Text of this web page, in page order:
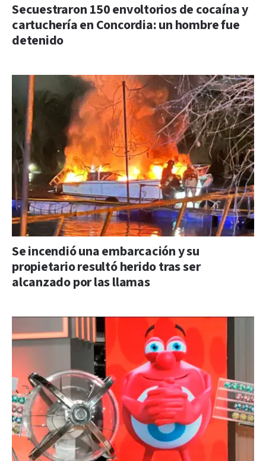
Secuestraron 150 envoltorios de cocaína y
cartuchería en Concordia: un hombre fue
detenido
Se incendió una embarcación y su
propietario resultó herido tras ser
alcanzado por las llamas